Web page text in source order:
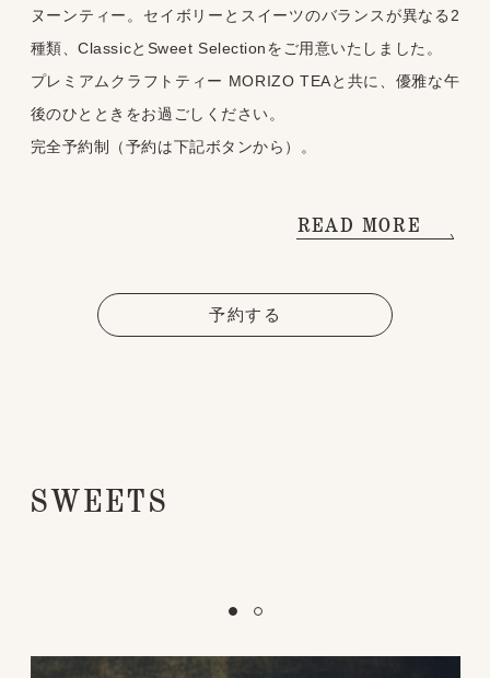
ヌーンティー。セイボリーとスイーツのバランスが異なる2
種類、ClassicとSweet Selectionをご用意いたしました。
プレミアムクラフトティー MORIZO TEAと共に、優雅な午
後のひとときをお過ごしください。
完全予約制（予約は下記ボタンから）。
READ MORE
予約する
SWEETS